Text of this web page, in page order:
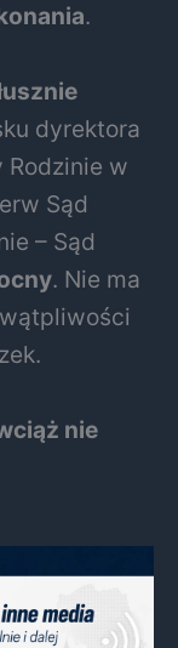
.
dyrektora
Rodzinie w
Sąd
– Sąd
. Nie ma
nie